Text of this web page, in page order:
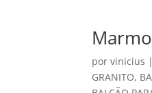
porvinicius |
GRANITO,